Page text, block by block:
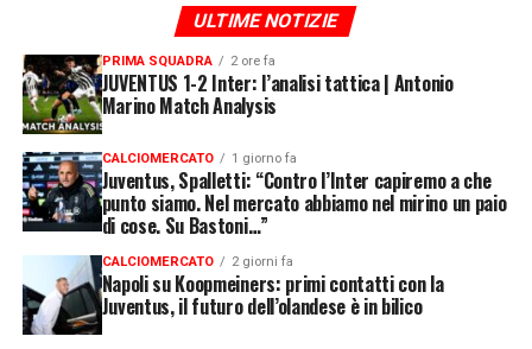
ULTIME NOTIZIE
PRIMA SQUADRA 2 ore fa
JUVENTUS 1-2 Inter: l’analisi tattica | Antonio
Marino Match Analysis
CALCIOMERCATO 1 giorno fa
Juventus, Spalletti: “Contro l’Inter capiremo a che
punto siamo. Nel mercato abbiamo nel mirino un paio
di cose. Su Bastoni…”
CALCIOMERCATO 2 giorni fa
Napoli su Koopmeiners: primi contatti con la
Juventus, il futuro dell’olandese è in bilico